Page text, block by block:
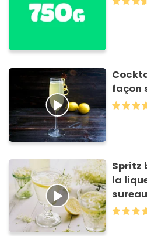
façon
Spritz
la
sureau